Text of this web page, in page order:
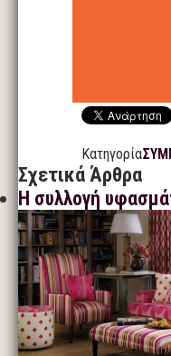
Κατηγορία
Σχετικά Άρθρα
Η συλλογή